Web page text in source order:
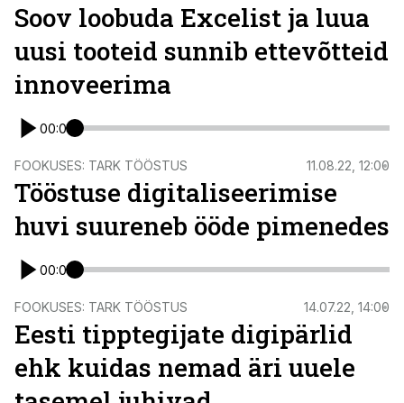
Soov loobuda Excelist ja luua
uusi tooteid sunnib ettevõtteid
innoveerima
00:00
FOOKUSES: TARK TÖÖSTUS 11.08.22, 12:00
Tööstuse digitaliseerimise
huvi suureneb ööde pimenedes
00:00
FOOKUSES: TARK TÖÖSTUS 14.07.22, 14:00
Eesti tipptegijate digipärlid
ehk kuidas nemad äri uuele